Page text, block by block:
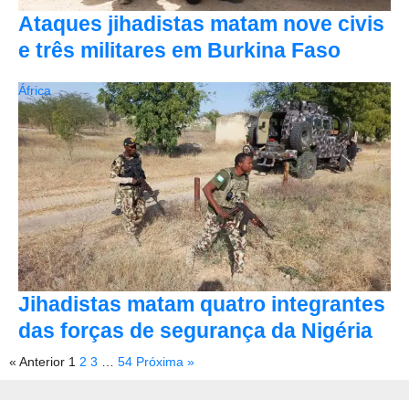
Ataques jihadistas matam nove civis
e três militares em Burkina Faso
Jihadistas matam quatro integrantes
das forças de segurança da Nigéria
África
« Anterior 1 2 3 … 54 Próxima »